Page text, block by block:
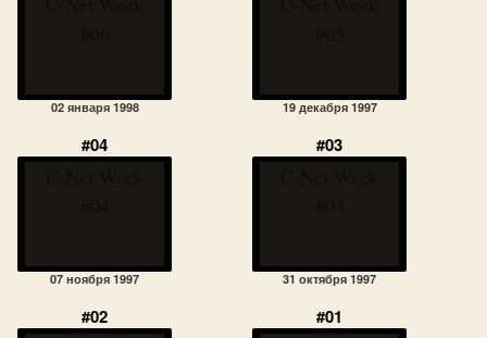
02 января 1998 19 декабря 1997
#04
07 ноября 1997
#03
31 октября 1997
#02 #01